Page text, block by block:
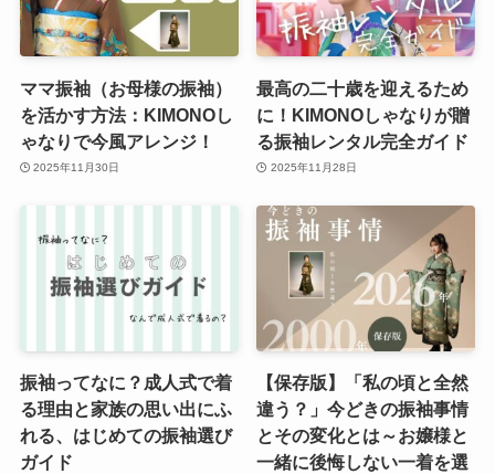
ママ振袖（お母様の振袖）
を活かす方法：KIMONOし
ゃなりで今風アレンジ！
2025年11月30日
最高の二十歳を迎えるため
に！KIMONOしゃなりが贈
る振袖レンタル完全ガイド
2025年11月28日
振袖ってなに？成人式で着
る理由と家族の思い出にふ
れる、はじめての振袖選び
ガイド
【保存版】「私の頃と全然
違う？」今どきの振袖事情
とその変化とは～お嬢様と
一緒に後悔しない一着を選